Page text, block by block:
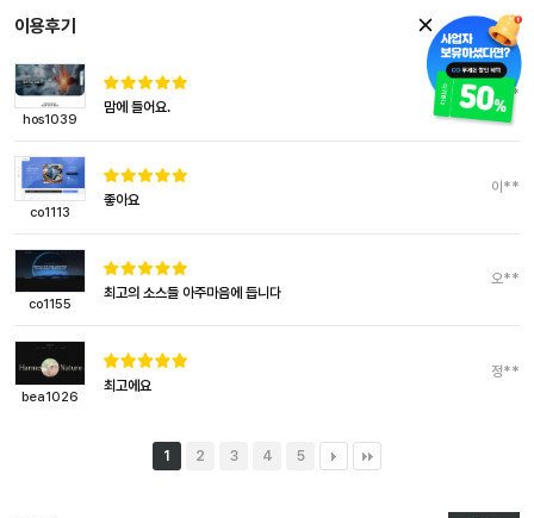
이용후기
hos1039
맘에 들어요.
이**
co1113
좋아요
이**
co1155
최고의 소스들 아주마음에 듭니다
오**
bea1026
최고에요
정**
1 2 3 4 5